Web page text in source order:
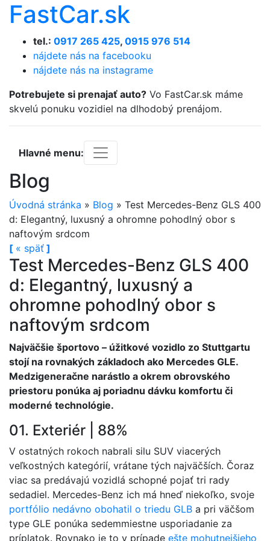
FastCar.sk
tel.: 0917 265 425, 0915 976 514
nájdete nás na facebooku
nájdete nás na instagrame
Potrebujete si prenajať auto? Vo FastCar.sk máme
skvelú ponuku vozidiel na dlhodobý prenájom.
Hlavné menu:
Blog
Úvodná stránka » Blog » Test Mercedes-Benz GLS 400
d: Elegantný, luxusný a ohromne pohodlný obor s
naftovým srdcom
[ « späť ]
Test Mercedes-Benz GLS 400
d: Elegantný, luxusný a
ohromne pohodlný obor s
naftovým srdcom
Najväčšie športovo – úžitkové vozidlo zo Stuttgartu
stojí na rovnakých základoch ako Mercedes GLE.
Medzigeneračne narástlo a okrem obrovského
priestoru ponúka aj poriadnu dávku komfortu či
moderné technológie.
01. Exteriér | 88%
V ostatných rokoch nabrali silu SUV viacerých
veľkostných kategórií, vrátane tých najväčších. Čoraz
viac sa predávajú vozidlá schopné pojať tri rady
sedadiel. Mercedes-Benz ich má hneď niekoľko, svoje
portfólio nedávno obohatil o triedu GLB a pri väčšom
type GLE ponúka sedemmiestne usporiadanie za
príplatok. Rovnako je to v prípade ešte mohutnejšieho